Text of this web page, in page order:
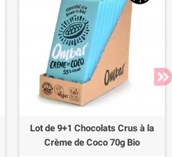
Lot de 9+1 Chocolats Crus à la
Crème de Coco 70g Bio